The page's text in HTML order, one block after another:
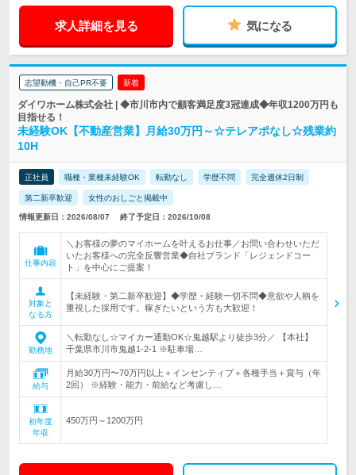
求人詳細を見る 気になる
志望動機・自己PR不要 新着
ダイワホーム株式会社 | ◆市川市内で顧客満足度3冠達成◆年収1200万円も
目指せる！
未経験OK【不動産営業】月給30万円～☆テレアポなし☆残業約
10H
正社員 職種・業種未経験OK 転勤なし 学歴不問 完全週休2日制
第二新卒歓迎 女性のおしごと掲載中
情報更新日：2026/08/07 終了予定日：2026/10/08
仕事内容
＼お客様の夢のマイホームを叶えるお仕事／お問い合わせいただ
いたお客様への完全反響営業◆自社ブランド「レジェンドコー
ト」を中心にご提案！
対象と
なる方
【未経験・第二新卒歓迎】◆学歴・経験一切不問◆意欲や人柄を
重視した採用です。稼ぎたいという方も大歓迎！
勤務地
＼転勤なし☆マイカー通勤OK☆鬼越駅より徒歩3分／ 【本社】
千葉県市川市鬼越1-2-1 ※駐車場…
給与
月給30万円〜70万円以上＋インセンティブ＋各種手当＋賞与（年
2回） ※経験・能力・前給など考慮し…
初年度
年収
450万円～1200万円